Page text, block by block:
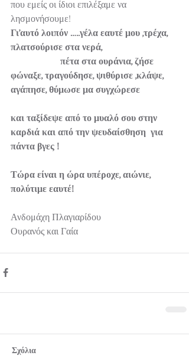
που εμείς οι ίδιοι επιλέξαμε να
λησμονήσουμε!
Γι’αυτό λοιπόν …..γέλα εαυτέ μου ,τρέχα,
πλατσούρισε στα νερά,
                     πέτα στα ουράνια, ζήσε
φώναξε, τραγούδησε, ψιθύρισε ,κλάψε,
αγάπησε, θύμωσε μα συγχώρεσε
και ταξίδεψε από το μυαλό σου στην
καρδιά και από την ψευδαίσθηση  για
πάντα βγες !
Τώρα είναι η ώρα υπέροχε, αιώνιε,
πολύτιμε εαυτέ!
Ανδομάχη Πλαγιαρίδου
Ουρανός και Γαία
Σχόλια